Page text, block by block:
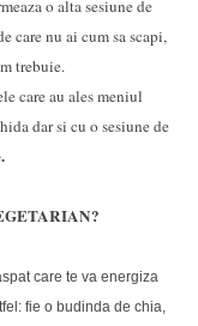
o alta sesiune de
care nu ai cum sa scapi,
trebuie.
care au ales meniul
dar si cu o sesiune de
care te va energiza
fie o budinda de chia,